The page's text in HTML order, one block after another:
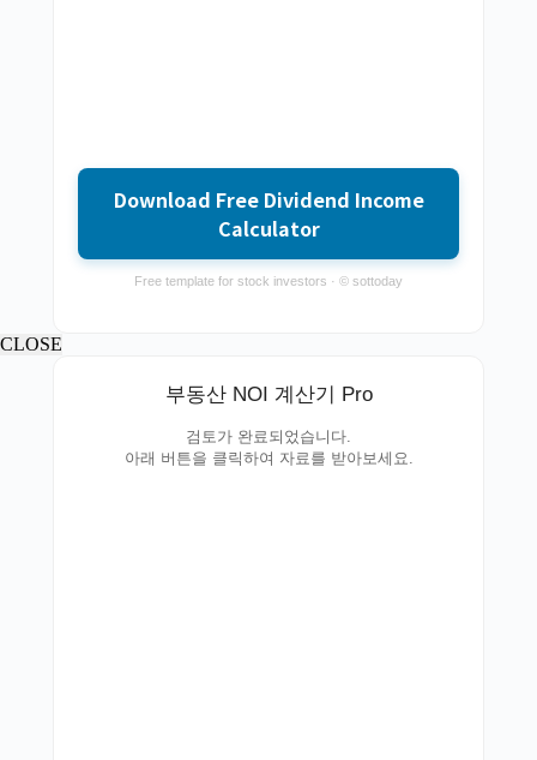
Download Free Dividend Income
Calculator
Free template for stock investors · © sottoday
CLOSE
부동산 NOI 계산기 Pro
검토가 완료되었습니다.
아래 버튼을 클릭하여 자료를 받아보세요.